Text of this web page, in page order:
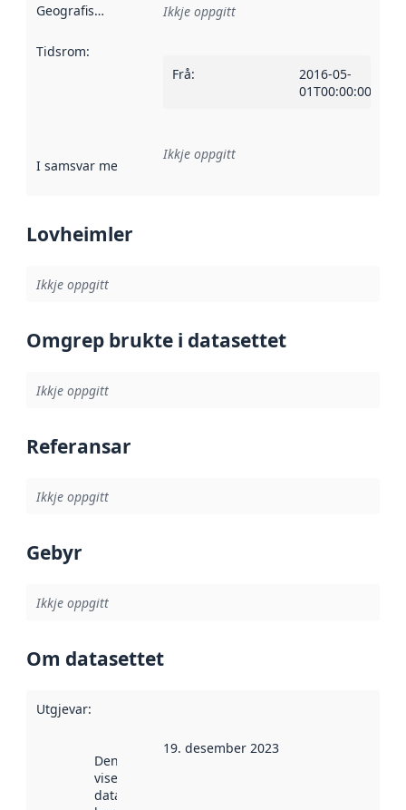
Geografisk område Ikkje oppgitt
Tidsrom:
Frå:
2016-05-
01T00:00:00Z
I samsvar med Referanse til ei implementeringsregel eller
Ikkje oppgitt
Lovheimler
Ikkje oppgitt
Omgrep brukte i datasettet
Ikkje oppgitt
Referansar
Ikkje oppgitt
Gebyr
Ikkje oppgitt
Om datasettet
Utgjevar:
Denne datoen
viser når
datasettet vart
19. desember 2023